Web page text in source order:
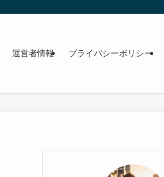
運営者情報 プライバシーポリシー